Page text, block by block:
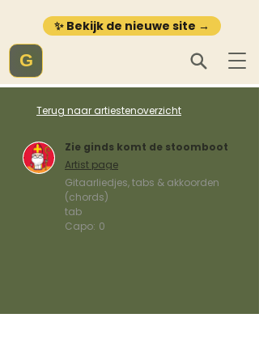
✨ Bekijk de nieuwe site →
G
Terug naar artiestenoverzicht
Zie ginds komt de stoomboot
Artist page
Gitaarliedjes, tabs & akkoorden
(chords)
tab
Capo: 0